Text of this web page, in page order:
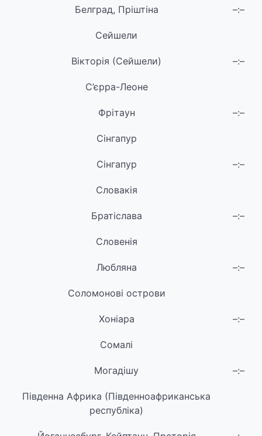
Белград, Пріштіна –:–
Сейшели
Вікторія (Сейшели) –:–
С’єрра-Леоне
Фрітаун –:–
Сінгапур
Сінгапур –:–
Словакія
Братіслава –:–
Словенія
Любляна –:–
Соломонові острови
Хоніара –:–
Сомалі
Могадішу –:–
Південна Африка (Південноафриканська
республіка)